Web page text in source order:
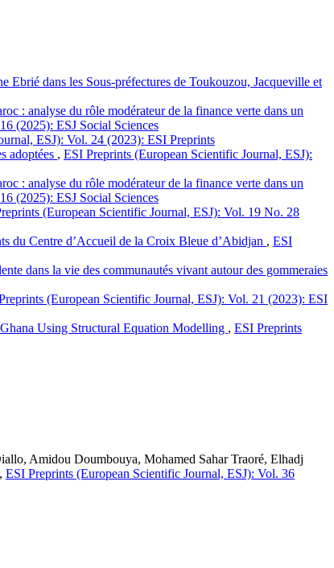
Ebrié dans les Sous-préfectures de Toukouzou, Jacqueville et
: analyse du rôle modérateur de la finance verte dans un
(2025): ESJ Social Sciences
ESJ): Vol. 24 (2023): ESI Preprints
adoptées , ESI Preprints (European Scientific Journal, ESJ):
: analyse du rôle modérateur de la finance verte dans un
(2025): ESJ Social Sciences
(European Scientific Journal, ESJ): Vol. 19 No. 28
du Centre d’Accueil de la Croix Bleue d’Abidjan , ESI
dans la vie des communautés vivant autour des gommeraies
(European Scientific Journal, ESJ): Vol. 21 (2023): ESI
Using Structural Equation Modelling , ESI Preprints
Amidou Doumbouya, Mohamed Sahar Traoré, Elhadj
, ESI Preprints (European Scientific Journal, ESJ): Vol. 36